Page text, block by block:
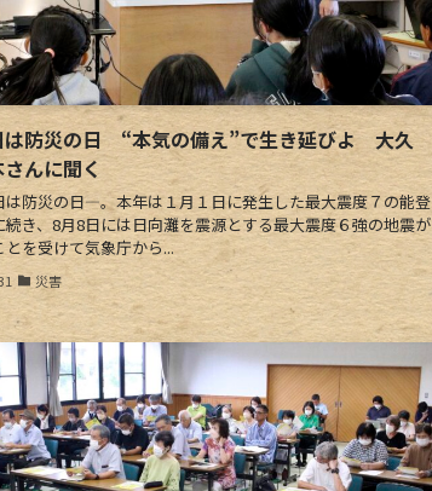
は防災の日 “本気の備え”で生き延びよ 大久
んに聞く
防災の日―。本年は１月１日に発生した最大震度７の能登
続き、8月8日には日向灘を震源とする最大震度６強の地震が
とを受けて気象庁から...
災害